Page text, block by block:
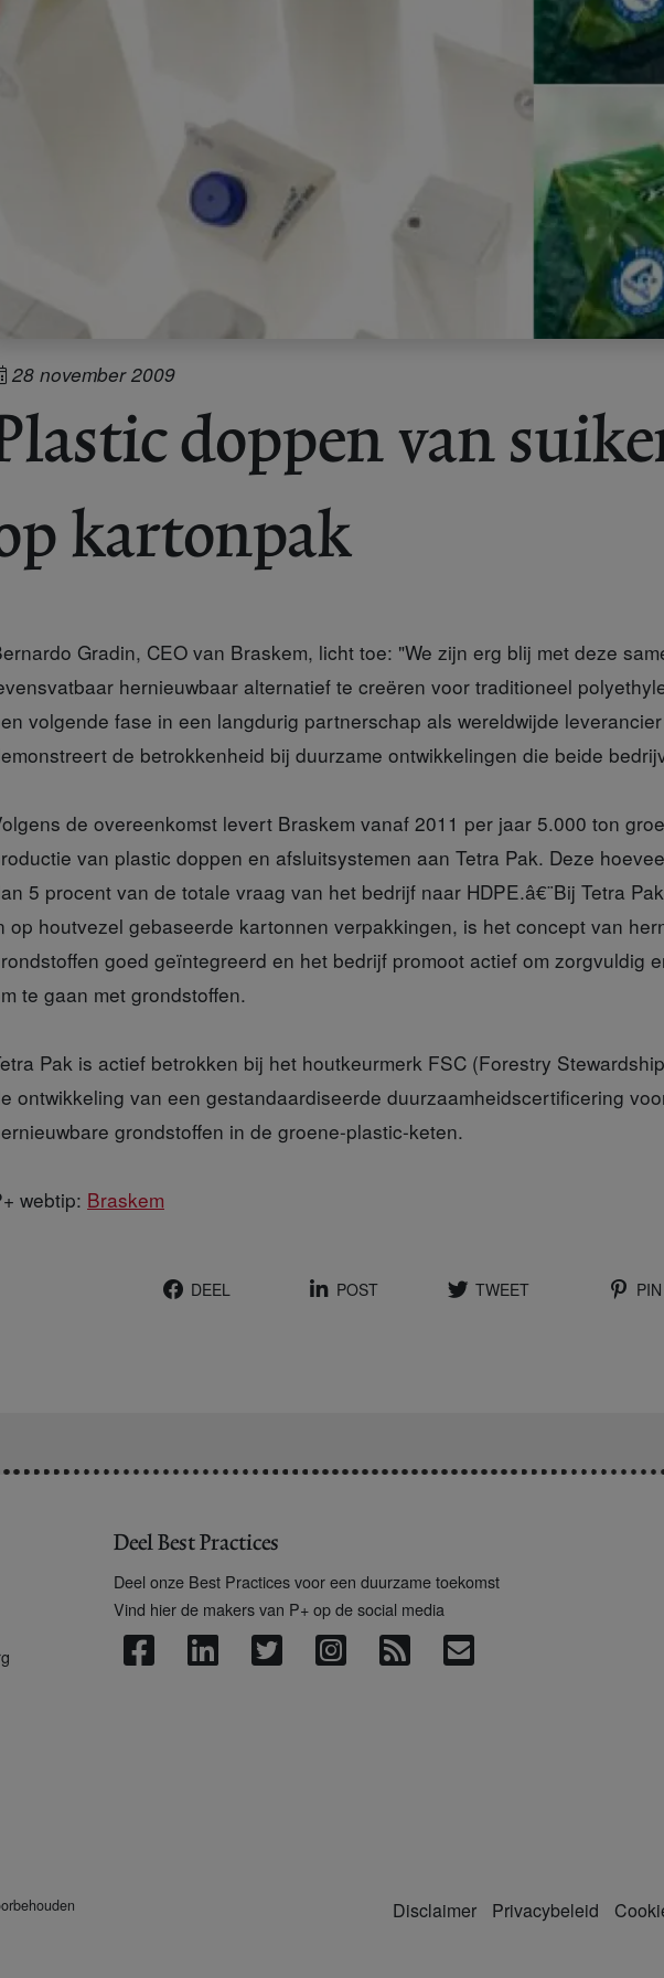
28 november 2009
doppen van
kartonpak
Gradin, CEO van Braskem, licht toe: "We zijn erg blij met deze
hernieuwbaar alternatief te creëren voor traditioneel
volgende fase in een langdurig partnerschap als wereldwijde
de betrokkenheid bij duurzame ontwikkelingen die beide
de overeenkomst levert Braskem vanaf 2011 per jaar 5.000 ton
van plastic doppen en afsluitsystemen aan Tetra Pak. Deze
5 procent van de totale vraag van het bedrijf naar HDPE.â€¨Bij Tetra
op houtvezel gebaseerde kartonnen verpakkingen, is het concept van
goed geïntegreerd en het bedrijf promoot actief om zorgvuldig
te gaan met grondstoffen.
Pak is actief betrokken bij het houtkeurmerk FSC (Forestry
ontwikkeling van een gestandaardiseerde duurzaamheidscertificering
grondstoffen in de groene-plastic-keten.
webtip: Braskem
DEEL POST TWEET PIN
Deel Best Practices
Deel onze Best Practices voor een duurzame toekomst
Vind hier de makers van P+ op de social media
Disclaimer Privacybeleid